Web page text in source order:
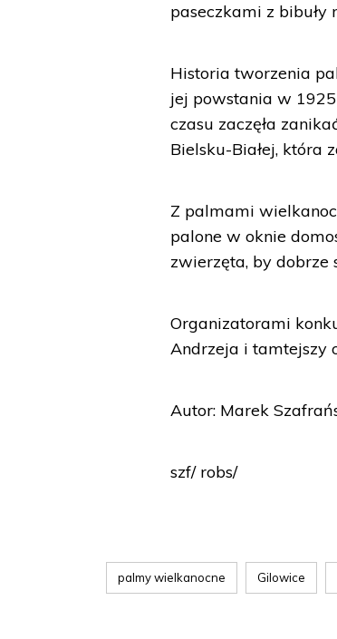
paseczkami z bibuły
Historia tworzenia
jej powstania w
czasu zaczęła
Bielsku-Białej, która
Z palmami
palone w oknie
zwierzęta, by dobrze
Organizatorami
Andrzeja i tamtejszy
Autor: Marek
szf/ robs/
palmy wielkanocne Gilowice